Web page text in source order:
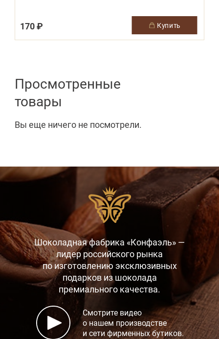
170 ₽ купить
Просмотренные
товары
Вы еще ничего не посмотрели.
Шоколадная фабрика «Конфаэль» —
лидер российского рынка
по изготовлению эксклюзивных
подарков из шоколада
премиального качества.
Смотрите видео
о нашем производстве
и сети фирменных бутиков.